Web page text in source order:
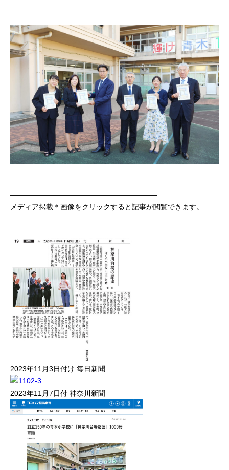
————————————————————–
メディア掲載 ＊画像をクリックすると記事が閲覧できます。
————————————————————–
2023年11月3日付け 毎日新聞
2023年11月7日付 神奈川新聞